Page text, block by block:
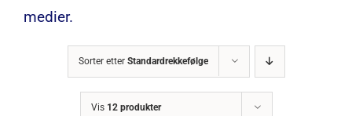
medier.
Sorter etter Standardrekkefølge
Vis 12 produkter